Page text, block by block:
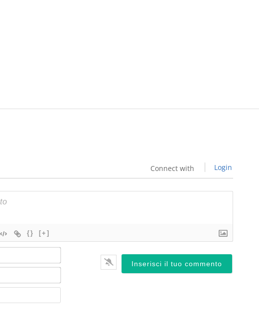
Connect with Login
{} [+]